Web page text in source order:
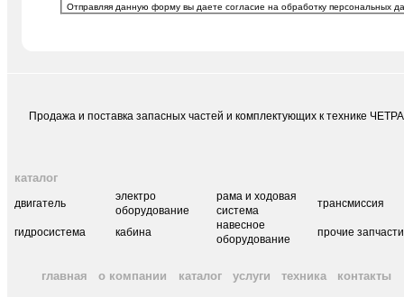
Отправляя данную форму вы даете согласие наобработку персональных
Продажа и поставка запасных частей и комплектующих к технике ЧЕТРА
каталог
двигатель
электро
оборудование
рама и ходовая
система
трансмиссия
гидросистема кабина
навесное
оборудование
прочие запчасти
главная о компании каталог услуги техника контакты